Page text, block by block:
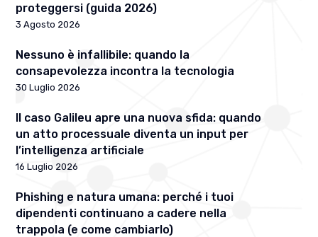
proteggersi (guida 2026)
3 Agosto 2026
Nessuno è infallibile: quando la
consapevolezza incontra la tecnologia
30 Luglio 2026
Il caso Galileu apre una nuova sfida: quando
un atto processuale diventa un input per
l’intelligenza artificiale
16 Luglio 2026
Phishing e natura umana: perché i tuoi
dipendenti continuano a cadere nella
trappola (e come cambiarlo)